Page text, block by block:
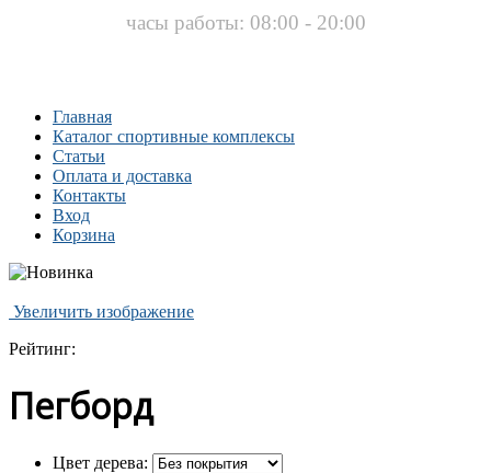
часы работы: 08:00 - 20:00
Главная
Каталог спортивные комплексы
Статьи
Оплата и доставка
Контакты
Вход
Корзина
Увеличить изображение
Рейтинг:
Пегборд
Цвет дерева: